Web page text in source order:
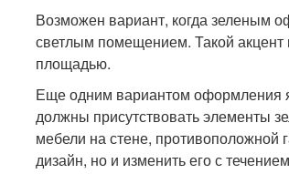
Возможен вариант, когда зеленым
светлым помещением. Такой акцент
площадью.
Еще одним вариантом оформления
должны присутствовать элементы
мебели на стене, противоположной
дизайн, но и изменить его с